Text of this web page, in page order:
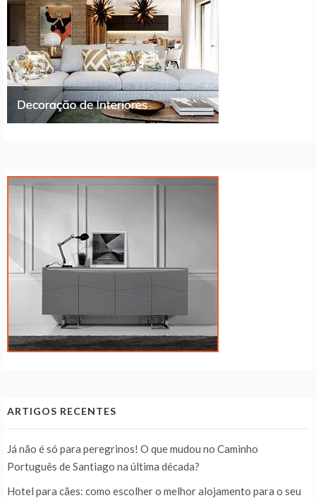
ARTIGOS RECENTES
Já não é só para peregrinos! O que mudou no Caminho
Português de Santiago na última década?
Hotel para cães: como escolher o melhor alojamento para o seu